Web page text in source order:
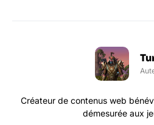
Créateur de contenus web
démesurée aux